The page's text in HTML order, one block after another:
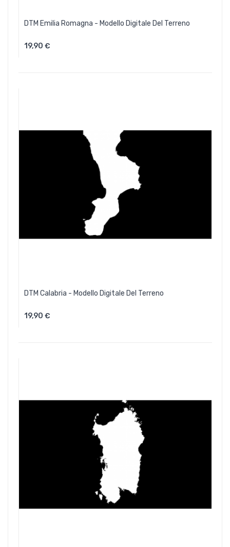
DTM Emilia Romagna - Modello Digitale Del Terreno
19,90 €Aggiungi Al Carrello
DTM Calabria - Modello Digitale Del Terreno
19,90 €Aggiungi Al Carrello